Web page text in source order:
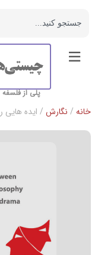
پلی از فلسفه
خانه / نگارش / ایده هایی